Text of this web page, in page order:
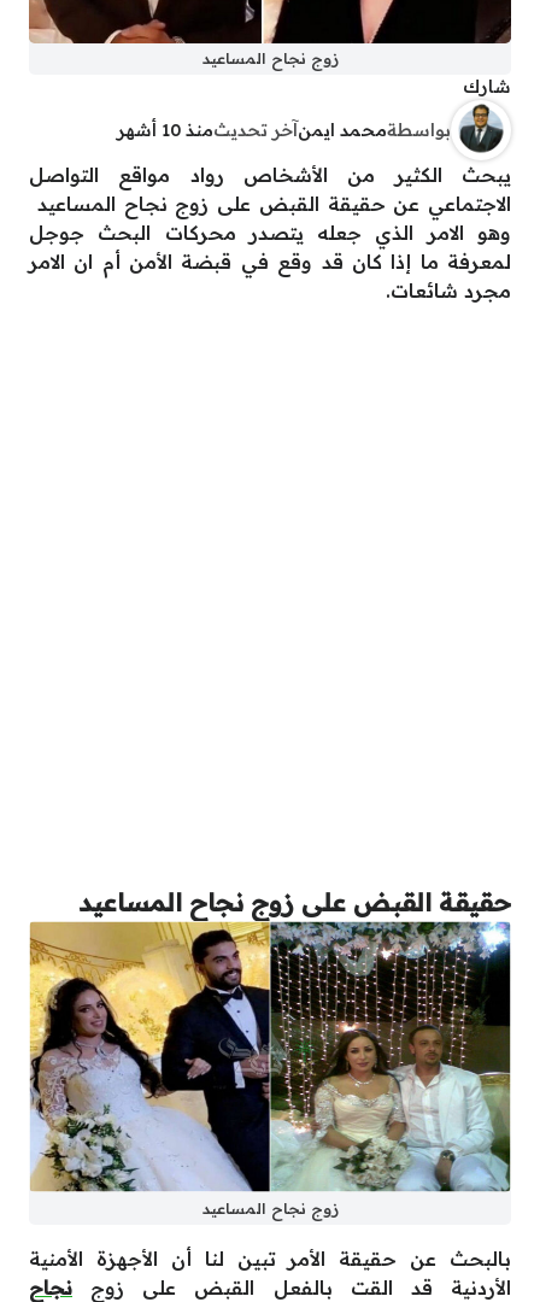
زوج نجاح المساعيد
شارك
بواسطةمحمد ايمنآخر تحديثمنذ 10 أشهر
يبحث الكثير من الأشخاص رواد مواقع التواصل
الاجتماعي عن حقيقة القبض على زوج نجاح المساعيد
وهو الامر الذي جعله يتصدر محركات البحث جوجل
لمعرفة ما إذا كان قد وقع في قبضة الأمن أم ان الامر
مجرد شائعات.
حقيقة القبض على زوج نجاح المساعيد
زوج نجاح المساعيد
بالبحث عن حقيقة الأمر تبين لنا أن الأجهزة الأمنية
الأردنية قد القت بالفعل القبض على زوج نجاح